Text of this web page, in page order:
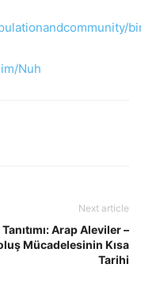
Nuh
Next article
Arap Aleviler –
Mücadelesinin Kısa
Tarihi